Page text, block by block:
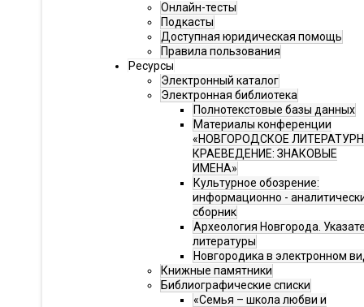
Онлайн-тесты
Подкасты
Доступная юридическая помощь
Правила пользования
Ресурсы
Электронный каталог
Электронная библиотека
Полнотекстовые базы данных
Материалы конференции
«НОВГОРОДСКОЕ
КРАЕВЕДЕНИЕ: ЗНАКОВЫЕ
ИМЕНА»
Культурное обозрение:
информационно -
сборник
Археология Новгорода.
литературы
Новгородика в электронном
Книжные памятники
Библиографические списки
«Семья – школа любви и